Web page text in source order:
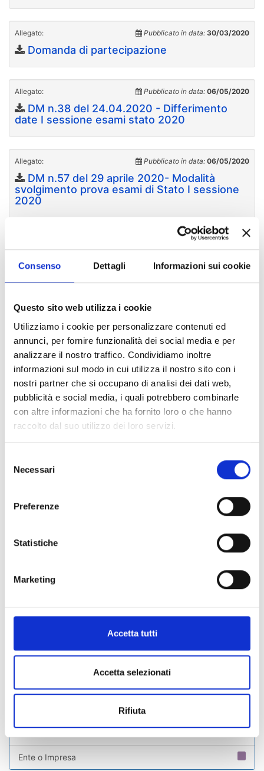
Consenso Dettagli Informazioni sui cookie
Questo sito web utilizza i cookie
Utilizziamo i cookie per personalizzare contenuti ed
annunci, per fornire funzionalità dei social media e per
analizzare il nostro traffico. Condividiamo inoltre
informazioni sul modo in cui utilizza il nostro sito con i
nostri partner che si occupano di analisi dei dati web,
pubblicità e social media, i quali potrebbero combinarle
con altre informazioni che ha fornito loro o che hanno
raccolto dal suo utilizzo dei loro servizi.
delNecessari
Preferenze
Statistiche
Marketing
Accetta tutti
Accetta selezionati
Rifiuta
Allegato: Pubblicato in data: 30/03/2020
Domanda di partecipazione
Allegato: Pubblicato in data: 06/05/2020
DM n.38 del 24.04.2020 - Differimento
date I sessione esami stato 2020
Allegato: Pubblicato in data: 06/05/2020
DM n.57 del 29 aprile 2020- Modalità
svolgimento prova esami di Stato I sessione
2020
Pubblicato in data: 21/05/2020
Allegato: Pubblicato in data: 07/07/2020
Nomina Commissione giudicatrice- D.R. n.
773 del 2.7.2020
Allegato: Pubblicato in data:
Calendario d'esame
Elenco candidati con giudizio riportato nella
Indice di pagina
Studente Iscritto
Ente o Impresa